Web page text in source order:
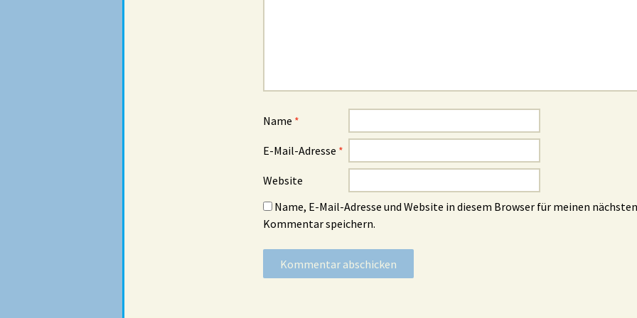
Name *
E-Mail-Adresse *
Website
Name, E-Mail-Adresse und Website in diesem Browser für meinen nächsten
Kommentar speichern.